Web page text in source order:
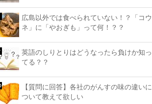
広島以外では食べられていない！？「コウ
ネ」に「やおぎも」って何！？？
英語のしりとりはどうなったら負けか知っ
てる？？
【質問に回答】各社のがんすの味の違いに
ついて教えて欲しい